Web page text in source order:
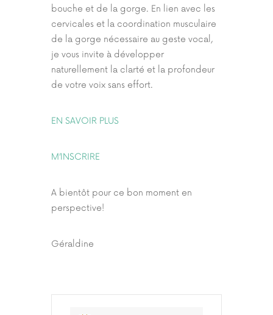
bouche et de la gorge. En lien avec les
cervicales et la coordination musculaire
de la gorge nécessaire au geste vocal,
je vous invite à développer
naturellement la clarté et la profondeur
de votre voix sans effort.
EN SAVOIR PLUS
M’INSCRIRE
A bientôt pour ce bon moment en
perspective!
Géraldine